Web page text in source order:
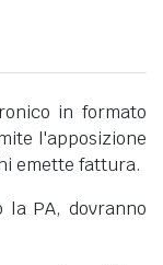
in formato
l'apposizione
emette fattura.
la PA, dovranno